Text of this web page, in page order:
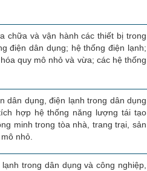
chữa và vận hành các thiết bị trong
điện dân dụng; hệ thống điện lạnh;
quy mô nhỏ và vừa; các hệ thống
dân dụng, điện lạnh trong dân dụng
hợp hệ thống năng lượng tái tạo
minh trong tòa nhà, trang trại, sản
nhỏ.
trong dân dụng và công nghiệp,